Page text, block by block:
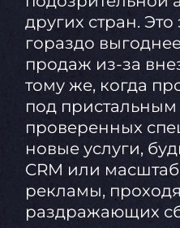
других стран.
гораздо
продаж из-за
тому же, когда
под
проверенных
новые услуги,
CRM или
рекламы,
раздражающих